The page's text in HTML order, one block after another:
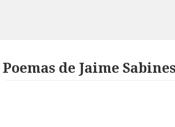
Poemas de Jaime